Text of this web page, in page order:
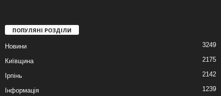
ПОПУЛЯНІ РОЗДІЛИ
Новини 3249
Київщина 2175
Ірпінь 2142
Інформація 1239